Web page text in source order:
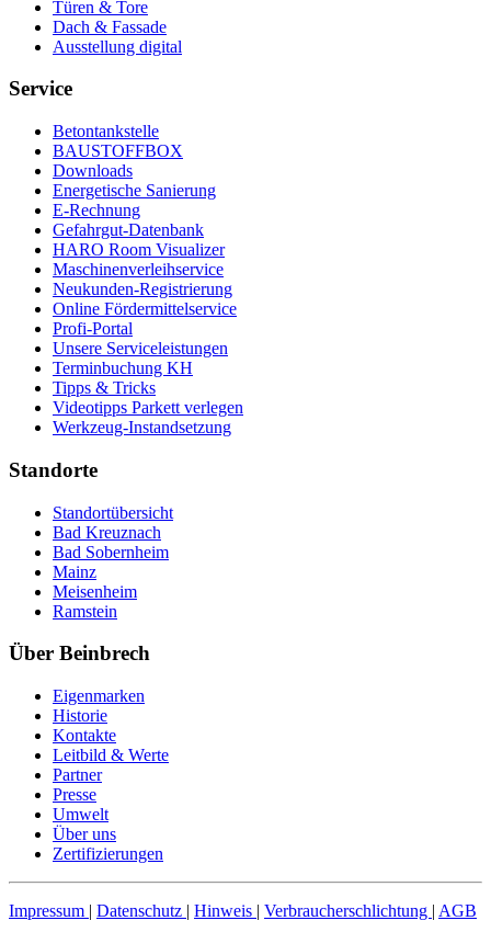
Türen & Tore
Dach & Fassade
Ausstellung digital
Service
Betontankstelle
BAUSTOFFBOX
Downloads
Energetische Sanierung
E-Rechnung
Gefahrgut-Datenbank
HARO Room Visualizer
Maschinenverleihservice
Neukunden-Registrierung
Online Fördermittelservice
Profi-Portal
Unsere Serviceleistungen
Terminbuchung KH
Tipps & Tricks
Videotipps Parkett verlegen
Werkzeug-Instandsetzung
Standorte
Standortübersicht
Bad Kreuznach
Bad Sobernheim
Mainz
Meisenheim
Ramstein
Über Beinbrech
Eigenmarken
Historie
Kontakte
Leitbild & Werte
Partner
Presse
Umwelt
Über uns
Zertifizierungen
Impressum | Datenschutz | Hinweis | Verbraucherschlichtung | AGB